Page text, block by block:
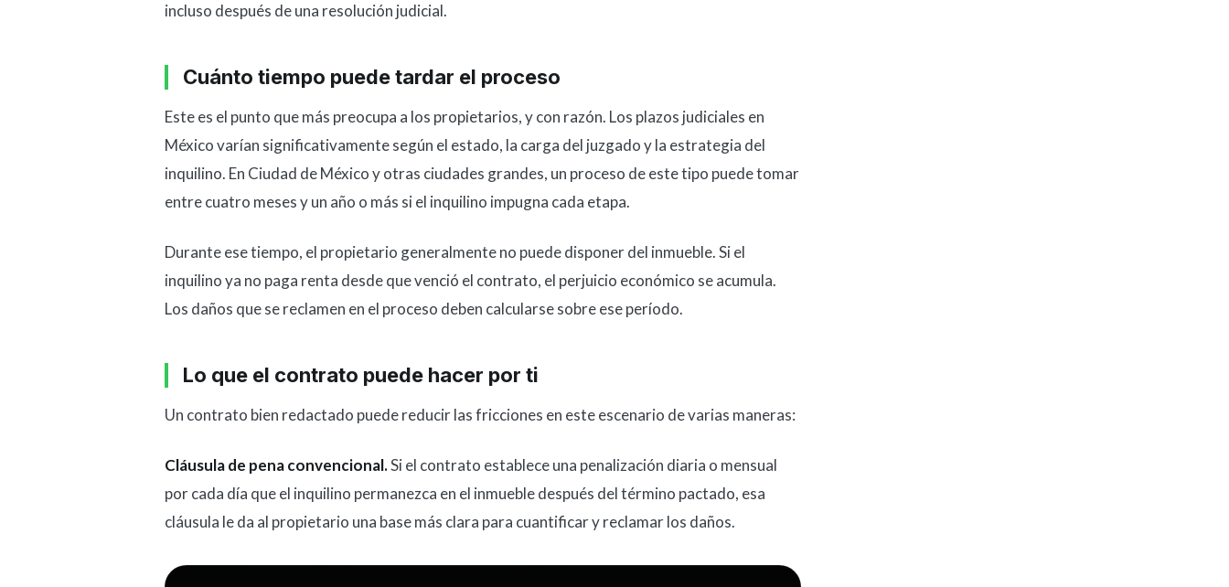
incluso después de una resolución judicial.
Cuánto tiempo puede tardar el proceso
Este es el punto que más preocupa a los propietarios, y con razón. Los plazos judiciales en
México varían significativamente según el estado, la carga del juzgado y la estrategia del
inquilino. En Ciudad de México y otras ciudades grandes, un proceso de este tipo puede tomar
entre cuatro meses y un año o más si el inquilino impugna cada etapa.
Durante ese tiempo, el propietario generalmente no puede disponer del inmueble. Si el
inquilino ya no paga renta desde que venció el contrato, el perjuicio económico se acumula.
Los daños que se reclamen en el proceso deben calcularse sobre ese período.
Lo que el contrato puede hacer por ti
Un contrato bien redactado puede reducir las fricciones en este escenario de varias maneras:
Cláusula de pena convencional.Si el contrato establece una penalización diaria o mensual
por cada día que el inquilino permanezca en el inmueble después del término pactado, esa
cláusula le da al propietario una base más clara para cuantificar y reclamar los daños.